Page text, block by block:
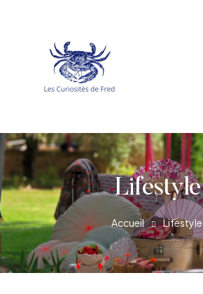
Lifestyle
Accueil Lifestyle